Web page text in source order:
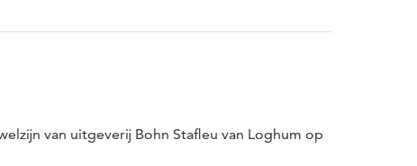
van uitgeverij Bohn Stafleu van Loghum op